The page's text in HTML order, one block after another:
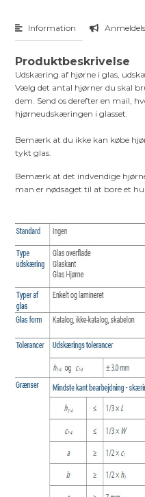
Information
Produktbeskrivelse
Udskæring af hjørne i glas,
Vælg det antal hjørner du skal
dem. Send os derefter en mail,
hjørneudskæringen i glasset.
Bemærk at du ikke kan købe
tykt glas.
Bemærk at det indvendige
man er nødsaget til at bore et